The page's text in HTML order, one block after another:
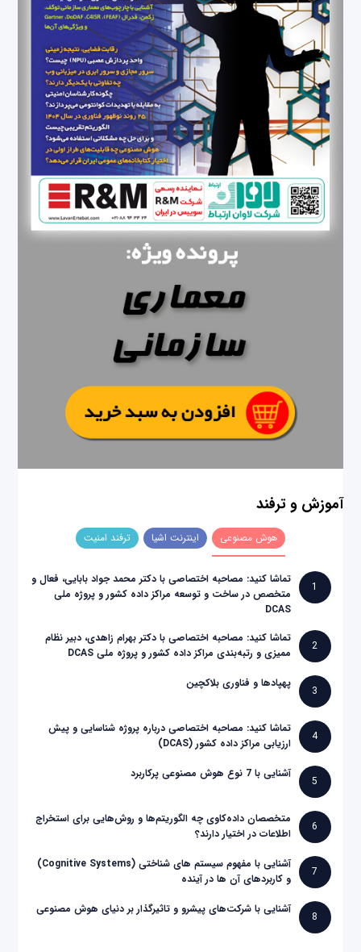
آموزش و ترفند
هوش مصنوعی اینترنت اشیا ترفند امنیت
1
تماشا کنید: مصاحبه اختصاصی با دکتر محمد جواد بابایی، فعال و
متخصص در ساخت و توسعه مراکز داده کشور و پروژه ملی
DCAS
2
تماشا کنید: مصاحبه اختصاصی با دکتر بهرام زاهدی، دبیر نظام
ممیزی و رتبه‌بندی مراکز داده کشور و پروژه ملی DCAS
3
پهپادها و فناوری بلاکچین
4
تماشا کنید: مصاحبه اختصاصی درباره پروژه شناسایی و پیش
ارزیابی مراکز داده کشور (DCAS)
5
آشنایی با 7 نوع هوش مصنوعی پرکاربرد
6
متخصصان داده‌کاوی چه الگوریتم‌ها و روش‌هایی برای استخراج
اطلاعات در اختیار دارند؟
7
آشنایی با مفهوم سیستم های شناختی (Cognitive Systems)
و کاربردهای آن ها در آینده
8
آشنایی با شرکت‌های پیشرو و تاثیرگذار بر دنیای هوش مصنوعی